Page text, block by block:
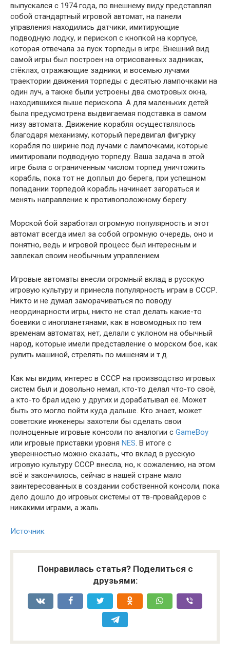
выпускался с 1974 года, по внешнему виду представлял
собой стандартный игровой автомат, на панели
управления находились датчики, имитирующие
подводную лодку, и перископ с кнопкой на корпусе,
которая отвечала за пуск торпеды в игре. Внешний вид
самой игры был построен на отрисованных задниках,
стёклах, отражающие задники, и восемью лучами
траектории движения торпеды с десятью лампочками на
один луч, а также были устроены два смотровых окна,
находившихся выше перископа. А для маленьких детей
была предусмотрена выдвигаемая подставка в самом
низу автомата. Движение корабля осуществлялось
благодаря механизму, который передвигал фигурку
корабля по ширине под лучами с лампочками, которые
имитировали подводную торпеду. Ваша задача в этой
игре была с ограниченным числом торпед уничтожить
корабль, пока тот не доплыл до берега, при успешном
попадании торпедой корабль начинает загораться и
менять направление к противоположному берегу.
Морской бой заработал огромную популярность и этот
автомат всегда имел за собой огромную очередь, оно и
понятно, ведь и игровой процесс был интересным и
завлекал своим необычным управлением.
Игровые автоматы внесли огромный вклад в русскую
игровую культуру и принесла популярность играм в СССР.
Никто и не думал заморачиваться по поводу
неординарности игры, никто не стал делать какие-то
боевики с инопланетянами, как в новомодных по тем
временам автоматах, нет, делали с уклоном на обычный
народ, которые имели представление о морском бое, как
рулить машиной, стрелять по мишеням и т.д.
Как мы видим, интерес в СССР на производство игровых
систем был и довольно немал, кто-то делал что-то своё,
а кто-то брал идею у других и дорабатывал её. Может
быть это могло пойти куда дальше. Кто знает, может
советские инженеры захотели бы сделать свои
полноценные игровые консоли по аналогии с GameBoy
или игровые приставки уровня NES. В итоге с
уверенностью можно сказать, что вклад в русскую
игровую культуру СССР внесла, но, к сожалению, на этом
всё и закончилось, сейчас в нашей стране мало
заинтересованных в создании собственной консоли, пока
дело дошло до игровых системы от тв-провайдеров с
никакими играми, а жаль.
Источник
Понравилась статья? Поделиться с
друзьями: